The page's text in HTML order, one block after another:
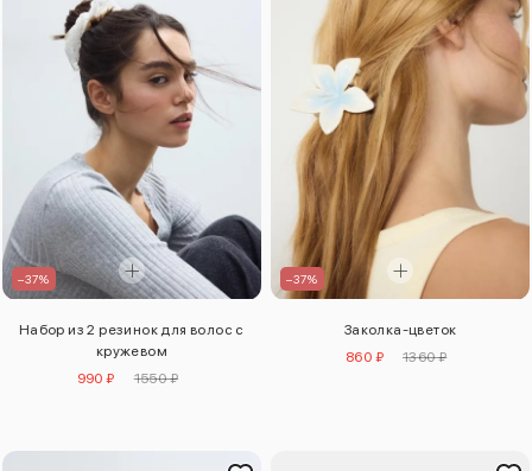
–37%
Набор из 2 резинок для волос с
кружевом
990 ₽
1550 ₽
–37%
Заколка-цветок
860 ₽
1360 ₽